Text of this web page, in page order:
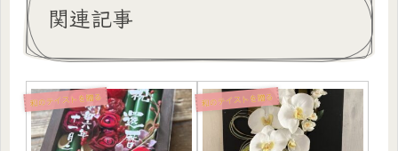
関連記事
和のテイストを贈る 和のテイストを贈る